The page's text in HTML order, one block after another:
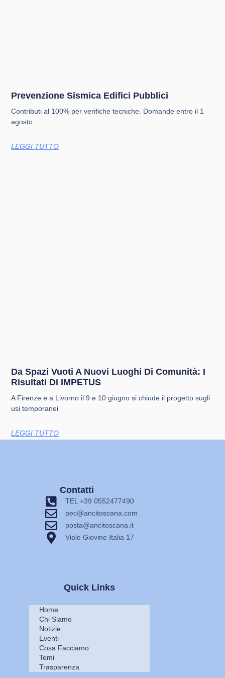
Prevenzione Sismica Edifici Pubblici
Contributi al 100% per verifiche tecniche. Domande entro il 1
agosto
LEGGI TUTTO
Da Spazi Vuoti A Nuovi Luoghi Di Comunità: I
Risultati Di IMPETUS
A Firenze e a Livorno il 9 e 10 giugno si chiude il progetto sugli
usi temporanei
LEGGI TUTTO
Quick Links
Home
Chi Siamo
Notizie
Eventi
Cosa Facciamo
Temi
Trasparenza
Contatti
TEL +39 0552477490
pec@ancitoscana.com
posta@ancitoscana.it
Viale Giovine Italia 17